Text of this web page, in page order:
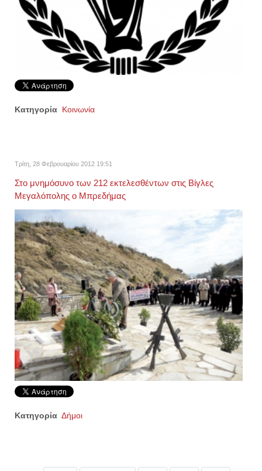
Κατηγορία Κοινωνία
Τρίτη, 28 Φεβρουαρίου 2012 19:51
Στο μνημόσυνο των 212 εκτελεσθέντων στις Βίγλες
Μεγαλόπολης ο Μπρεδήμας
Κατηγορία Δήμοι